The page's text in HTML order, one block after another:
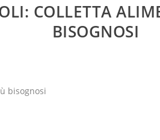
COLLETTA
BISOGNOSI